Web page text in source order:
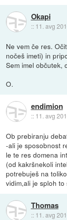
Okapi
:: 11. avg
Ne vem če res.
nočeš imeti) in
Sem imel občutek,
O.
endimion
:: 11. avg
Ob prebiranju
-ali je sposobnost
le te res domena
(od kakršnekoli
potrebuješ na
vidim,ali je sploh
Thomas
:: 11. avg